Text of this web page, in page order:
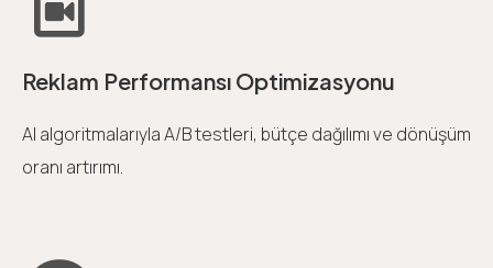
Reklam Performansı Optimizasyonu
AI algoritmalarıyla A/B testleri, bütçe dağılımı ve dönüşüm
oranı artırımı.